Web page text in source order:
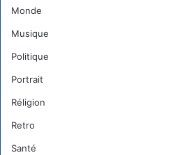
Monde
Musique
Politique
Portrait
Réligion
Retro
Santé